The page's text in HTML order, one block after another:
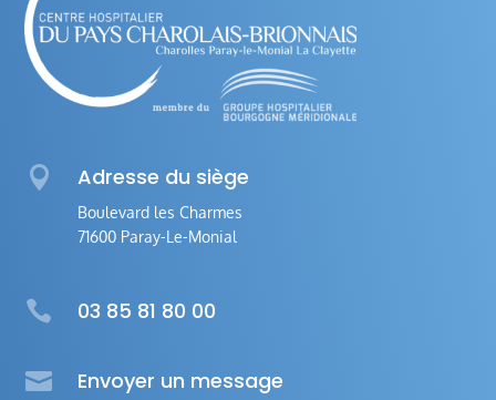
 Adresse du siège
Boulevard les Charmes
71600 Paray-Le-Monial
 03 85 81 80 00
 Envoyer un message